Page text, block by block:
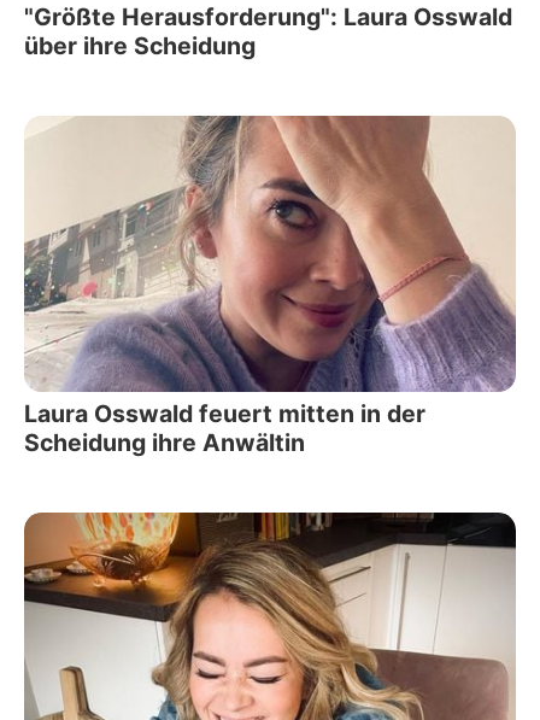
"Größte Herausforderung": Laura Osswald
über ihre Scheidung
Laura Osswald feuert mitten in der
Scheidung ihre Anwältin